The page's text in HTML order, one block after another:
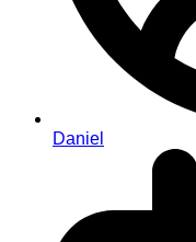
Daniel